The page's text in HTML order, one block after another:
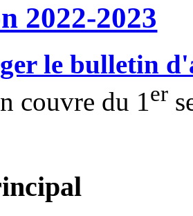
2022-2023
le bulletin
couvre du 1er